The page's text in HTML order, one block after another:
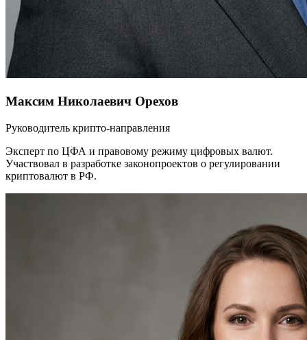
Максим Николаевич Орехов
Руководитель крипто-направления
Эксперт по ЦФА и правовому режиму цифровых валют.
Участвовал в разработке законопроектов о регулировании
криптовалют в РФ.